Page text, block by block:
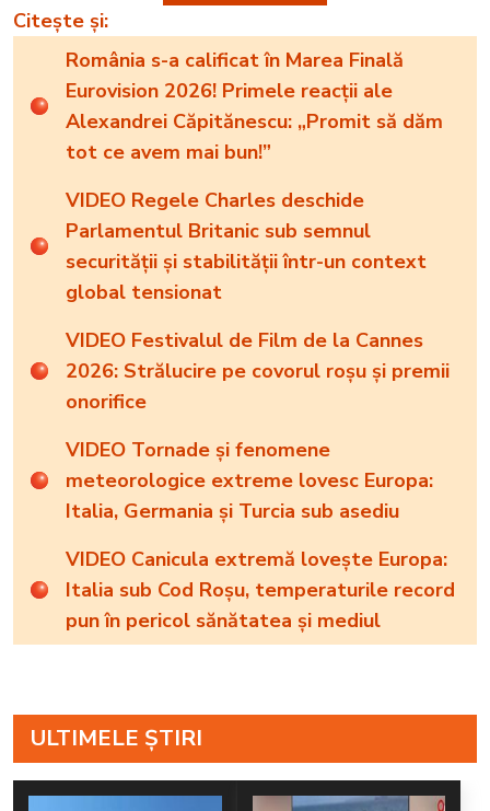
Citește și:
România s-a calificat în Marea Finală
Eurovision 2026! Primele reacții ale
Alexandrei Căpitănescu: „Promit să dăm
tot ce avem mai bun!”
VIDEO Regele Charles deschide
Parlamentul Britanic sub semnul
securității și stabilității într-un context
global tensionat
VIDEO Festivalul de Film de la Cannes
2026: Strălucire pe covorul roșu și premii
onorifice
VIDEO Tornade și fenomene
meteorologice extreme lovesc Europa:
Italia, Germania și Turcia sub asediu
VIDEO Canicula extremă lovește Europa:
Italia sub Cod Roșu, temperaturile record
pun în pericol sănătatea și mediul
ULTIMELE ȘTIRI